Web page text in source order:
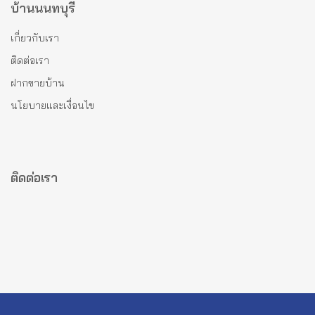
บ้านนนทบุรี
เกี่ยวกับเรา
ติดต่อเรา
ฝากขายบ้าน
นโยบายและเงื่อนไข
ติดต่อเรา